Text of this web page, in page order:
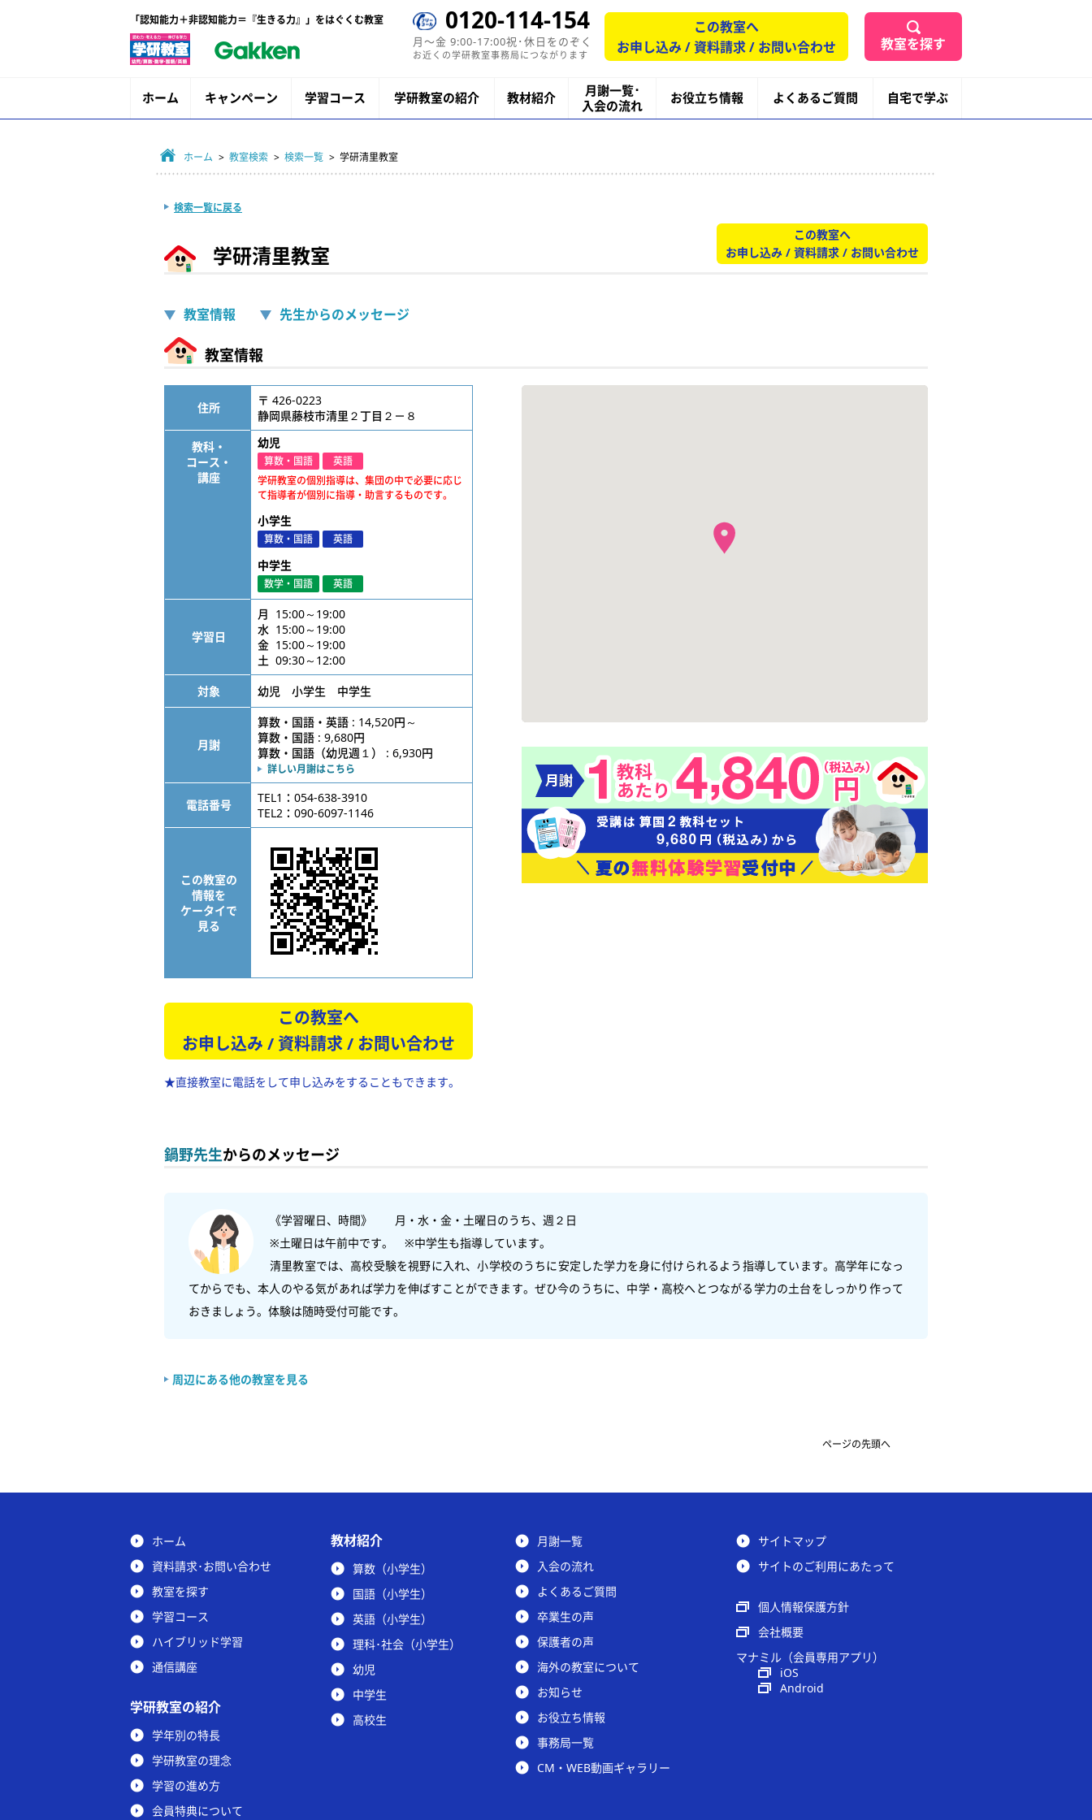
「認知能力＋非認知能力＝『生きる力』」をはぐくむ教室 0120-114-154
月〜金 9:00-17:00祝･休日をのぞく
お近くの学研教室事務局につながります
この教室へ
お申し込み / 資料請求 / お問い合わせ
教室を探す
ホーム キャンペーン 学習コース 学研教室の紹介 教材紹介
月謝一覧･
入会の流れ
お役立ち情報 よくあるご質問 自宅で学ぶ
ホーム > 教室検索 > 検索一覧 > 学研清里教室
検索一覧に戻る
学研清里教室
この教室へ
お申し込み / 資料請求 / お問い合わせ
教室情報 先生からのメッセージ
教室情報
住所
〒 426-0223
静岡県藤枝市清里２丁目２－８
教科・
コース・
講座
幼児
算数・国語
英語
学研教室の個別指導は、集団の中で必要に応じ
て指導者が個別に指導・助言するものです。
小学生
算数・国語 英語
中学生
数学・国語 英語
学習日
月 15:00～19:00
水 15:00～19:00
金 15:00～19:00
土 09:30～12:00
対象
幼児 小学生 中学生
月謝
算数・国語・英語 : 14,520円～
算数・国語 : 9,680円
算数・国語（幼児週１） : 6,930円
詳しい月謝はこちら
電話番号
TEL1：054-638-3910
TEL2：090-6097-1146
この教室の
情報を
ケータイで
見る
この教室へ
お申し込み / 資料請求 / お問い合わせ
★直接教室に電話をして申し込みをすることもできます。
鍋野先生からのメッセージ
《学習曜日、時間》　　月・水・金・土曜日のうち、週２日
※土曜日は午前中です。　※中学生も指導しています。
清里教室では、高校受験を視野に入れ、小学校のうちに安定した学力を身に付けられるよう指導しています。高学年になっ
てからでも、本人のやる気があれば学力を伸ばすことができます。ぜひ今のうちに、中学・高校へとつながる学力の土台をしっかり作って
周辺にある他の教室を見る
ページの先頭へ
ホーム
資料請求･お問い合わせ
教室を探す
学習コース
ハイブリッド学習
通信講座
学研教室の紹介
学年別の特長
学研教室の理念
学習の進め方
会員特典について
教材紹介
算数（小学生）
国語（小学生）
英語（小学生）
理科･社会（小学生）
幼児
中学生
高校生
月謝一覧
入会の流れ
よくあるご質問
卒業生の声
保護者の声
海外の教室について
お知らせ
お役立ち情報
事務局一覧
CM・WEB動画ギャラリー
サイトマップ
サイトのご利用にあたって
個人情報保護方針
会社概要
マナミル（会員専用アプリ）
iOS
Android